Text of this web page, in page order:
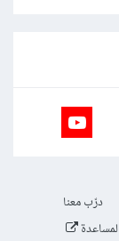
درّب معنا